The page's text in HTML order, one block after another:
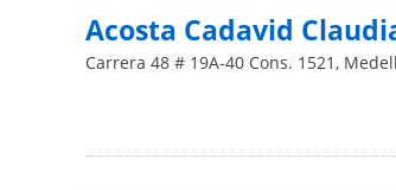
Acosta Cadavid
Carrera 48 # 19A-40 Cons. 1521 ,